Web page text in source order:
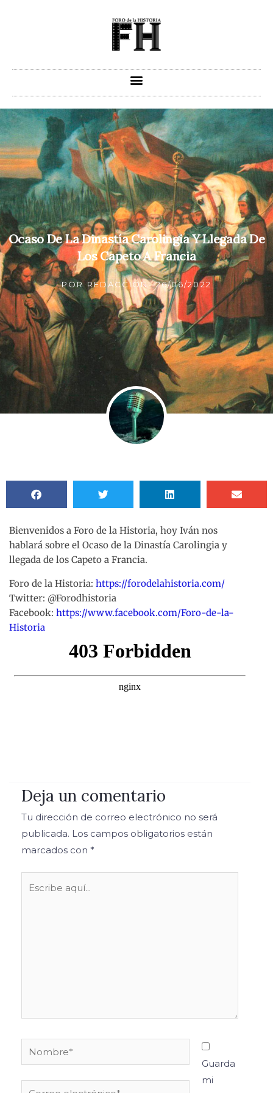
Ocaso De La Dinastía Carolingia Y Llegada De
Los Capeto A Francia
POR REDACCIÓN- 26/06/2022
Bienvenidos a Foro de la Historia, hoy Iván nos
hablará sobre el Ocaso de la Dinastía Carolingia y
llegada de los Capeto a Francia.
Foro de la Historia: https://forodelahistoria.com/
Twitter: @Forodhistoria
Facebook: https://www.facebook.com/Foro-de-la-
Historia
Deja un comentario
Tu dirección de correo electrónico no será
publicada. Los campos obligatorios están
marcados con *
Nombre*
Correo
Guarda
mi